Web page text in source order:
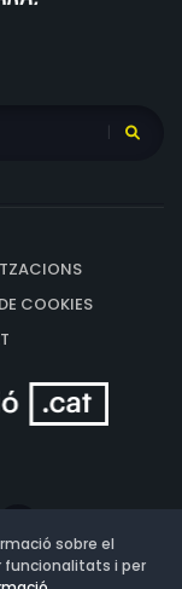
COOKIES
sobre el
funcionalitats i per